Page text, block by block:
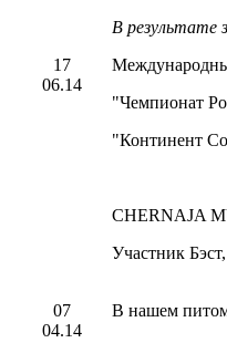
В
17
06.14
"Чемпионат
"Континент
CHERNAJA
Участник
07
04.14
В нашем